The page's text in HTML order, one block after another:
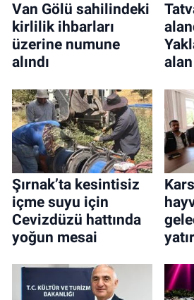
Van Gölü sahilindeki
kirlilik ihbarları
üzerine numune
alındı
Şırnak’ta kesintisiz
içme suyu için
Cevizdüzü hattında
yoğun mesai